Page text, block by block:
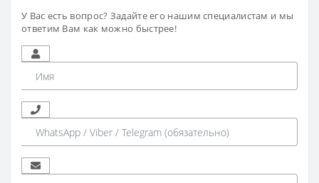
У Вас есть вопрос? Задайте его нашим специалистам и мы
ответим Вам как можно быстрее!